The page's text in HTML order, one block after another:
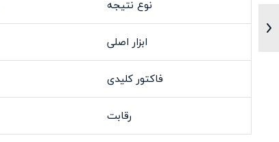
نوع نتیجه
ابزار اصلی
فاکتور کلیدی
رقابت